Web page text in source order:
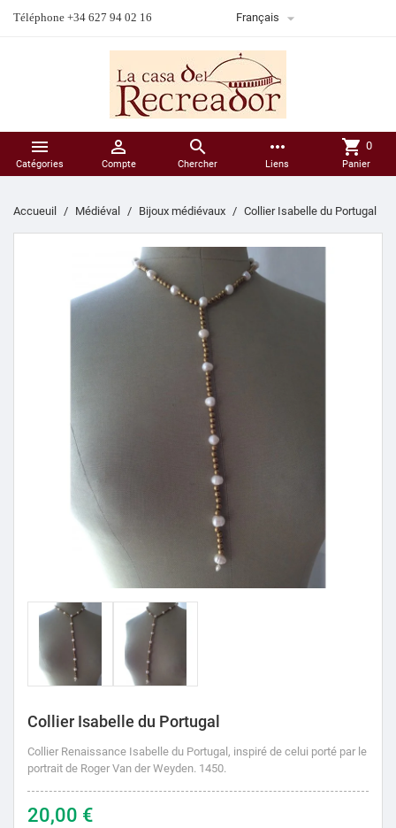
Téléphone +34 627 94 02 16 Français 

Catégories

Compte

Chercher
more_horiz
Liens
shopping_cart 0
Panier
Accueuil Médiéval Bijoux médiévaux Collier Isabelle du Portugal
Collier Isabelle du Portugal
Collier Renaissance Isabelle du Portugal, inspiré de celui porté par le
portrait de Roger Van der Weyden. 1450.
20,00 €